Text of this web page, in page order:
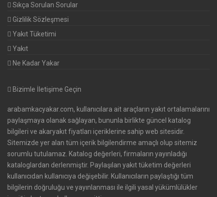
Sıkça Sorulan Sorular
Gizlilik Sözleşmesi
Yakıt Tüketimi
Yakıt
Ne Kadar Yakar
Bizimle İletişime Geçin
arabamkacyakar.com, kullanıcılara ait araçların yakıt ortalamalarını
paylaşmaya olanak sağlayan, bununla birlikte güncel katalog
bilgileri ve akaryakıt fiyatları içeriklerine sahip web sitesidir.
Sitemizde yer alan tüm içerik bilgilendirme amaçlı olup sitemiz
sorumlu tutulamaz. Katalog değerleri, firmaların yayınladığı
kataloglardan derlenmiştir. Paylaşılan yakıt tüketim değerleri
kullanıcıdan kullanıcıya değişebilir. Kullanıcıların paylaştığı tüm
bilgilerin doğruluğu ve yayınlanması ile ilgili yasal yükümlülükler